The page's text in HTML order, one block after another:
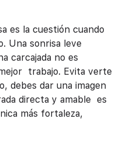
es la cuestión cuando
Una sonrisa leve
carcajada no es
trabajo. Evita verte
debes dar una imagen
directa y amable es
más fortaleza,